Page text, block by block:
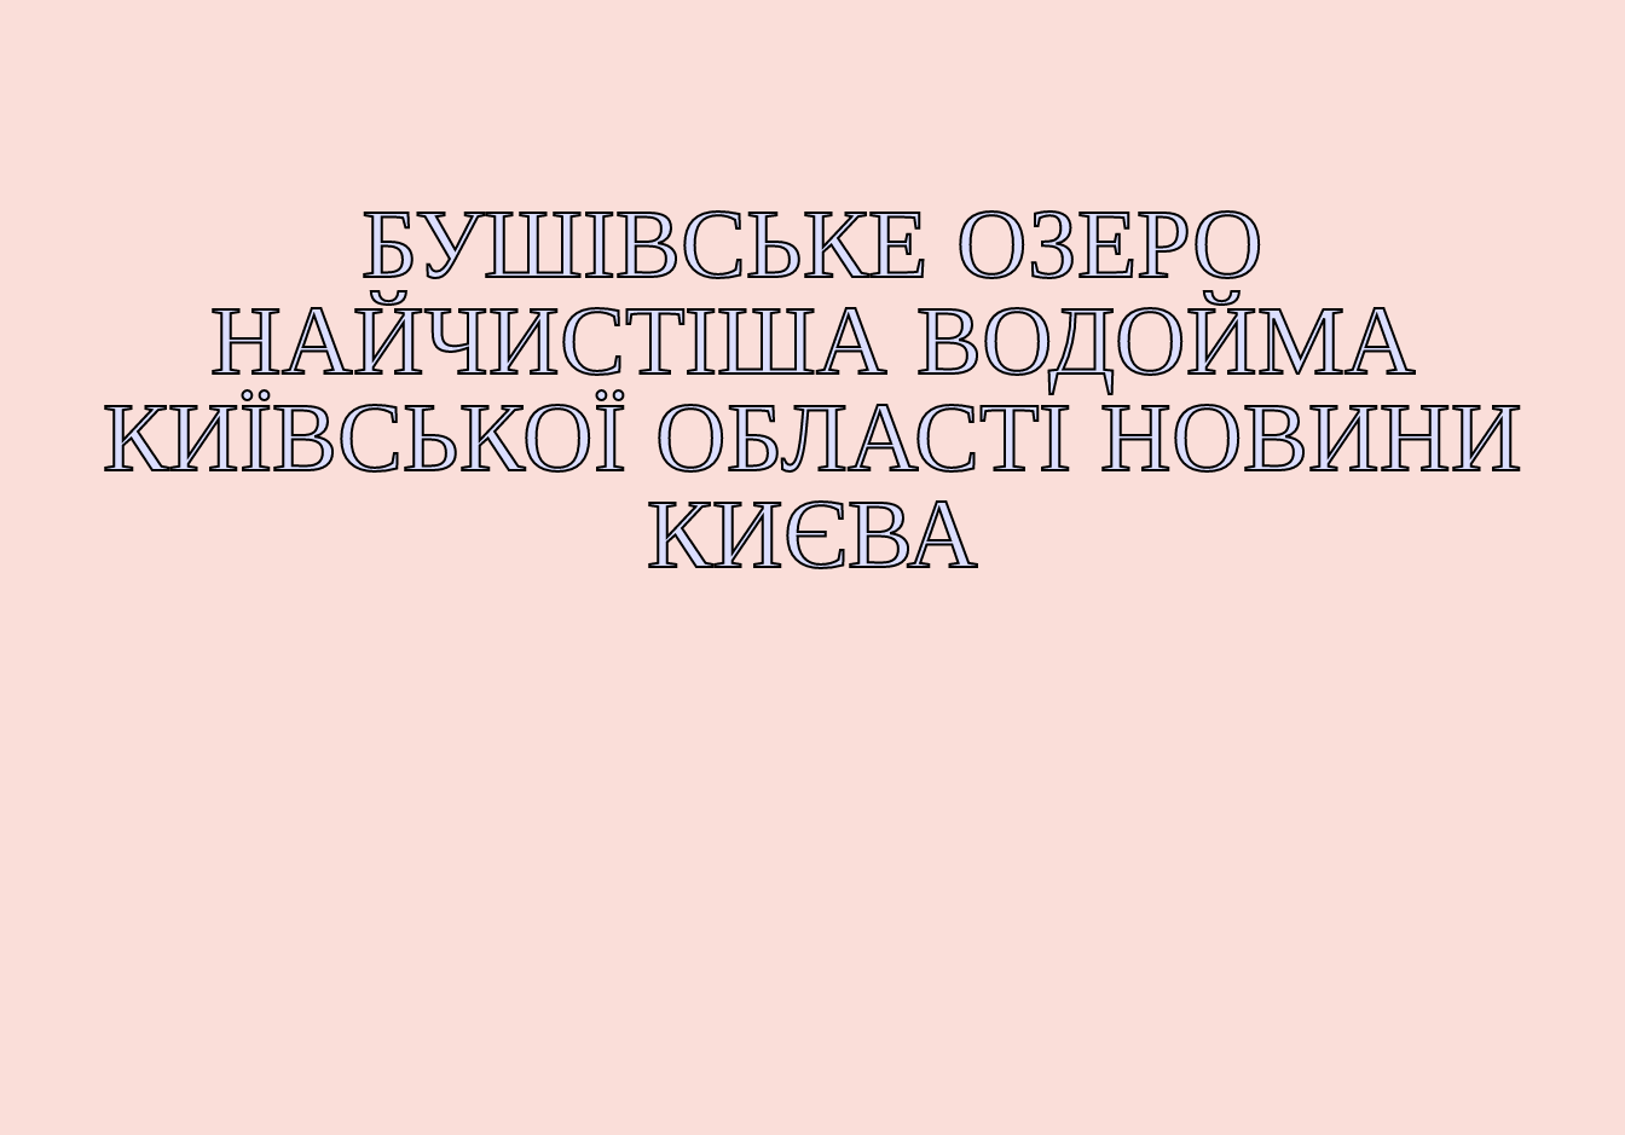
БУШІВСЬКЕ ОЗЕРО
НАЙЧИСТІША ВОДОЙМА
КИЇВСЬКОЇ ОБЛАСТІ НОВИНИ
КИЄВА